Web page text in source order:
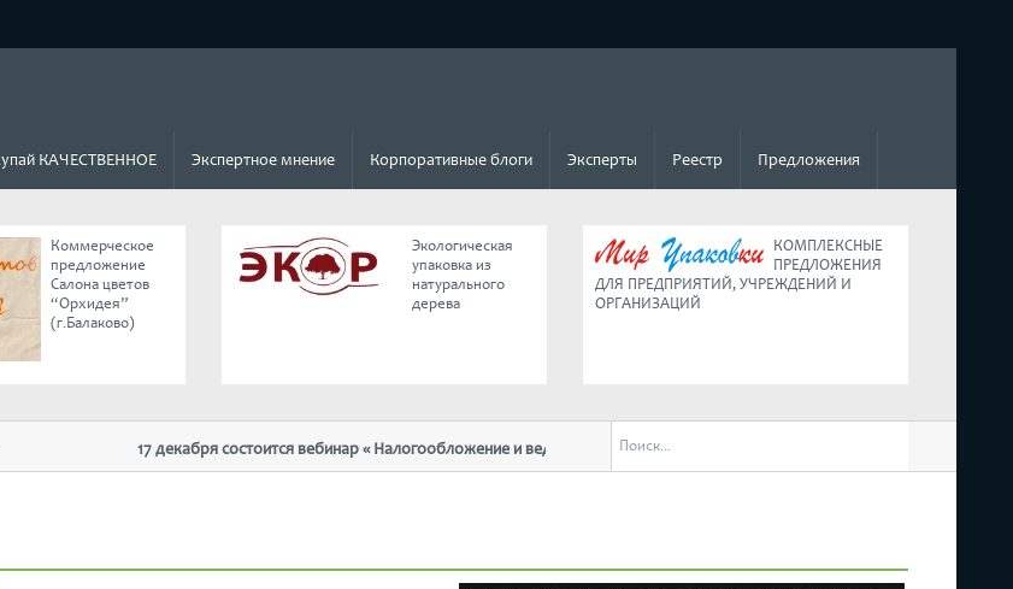
КАЧЕСТВЕННОЕ Экспертное мнение Корпоративные блоги Эксперты Реестр Предложения
Коммерческое
предложение
Салона цветов
“Орхидея”
(г.Балаково)
Экологическая
упаковка из
натурального
дерева
КОМПЛЕКСНЫЕ
ПРЕДЛОЖЕНИЯ
ДЛЯ ПРЕДПРИЯТИЙ, УЧРЕЖДЕНИЙ И
ОРГАНИЗАЦИЙ
17 декабря состоится вебинар « Налогообложение и ведение малого бизнеса в условиях
отмены ЕНВД»
обращении к нации